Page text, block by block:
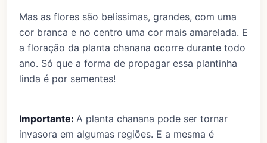
Mas as flores são belíssimas, grandes, com uma
cor branca e no centro uma cor mais amarelada. E
a floração da planta chanana ocorre durante todo
ano. Só que a forma de propagar essa plantinha
linda é por sementes!
Importante: A planta chanana pode ser tornar
invasora em algumas regiões. E a mesma é